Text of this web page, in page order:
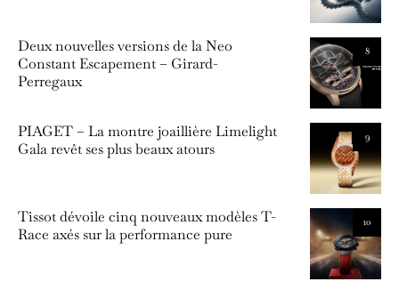
8
Deux nouvelles versions de la Neo
Constant Escapement – Girard-
Perregaux
9
PIAGET – La montre joaillière Limelight
Gala revêt ses plus beaux atours
10
Tissot dévoile cinq nouveaux modèles T-
Race axés sur la performance pure